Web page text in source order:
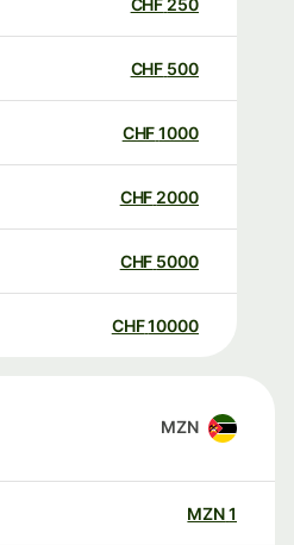
250
CHF
500
CHF
1000
CHF
2000
CHF
5000
CHF
10000
CHF
MZN
MZN